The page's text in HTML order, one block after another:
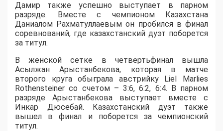
Дамир также успешно выступает в парном
разряде. Вместе с чемпионом Казахстана
Даниалом Рахматуллаевым он пробился в финал
соревнований, где казахстанский дуэт поборется
за титул.
В женской сетке в четвертьфинал вышла
Асылжан Арыстанбекова, которая в матче
второго круга обыграла австрийку Liel Marlies
Rothensteiner со счетом – 3:6, 6:2, 6:4. В парном
разряде Арыстанбекова выступает вместе с
Инкар Дюсебай. Казахстанский дуэт также
вышел в финал и поборется за чемпионский
титул.